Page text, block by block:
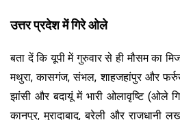
उत्तर प्रदेश में गिरे ओले
बता दें कि यूपी में गुरुवार से ही मौसम का
मथुरा, कासगंज, संभल, शाहजहांपुर और
झांसी और बदायूं में भारी ओलावृष्टि (ओले
कानपुर, मुरादाबाद, बरेली और